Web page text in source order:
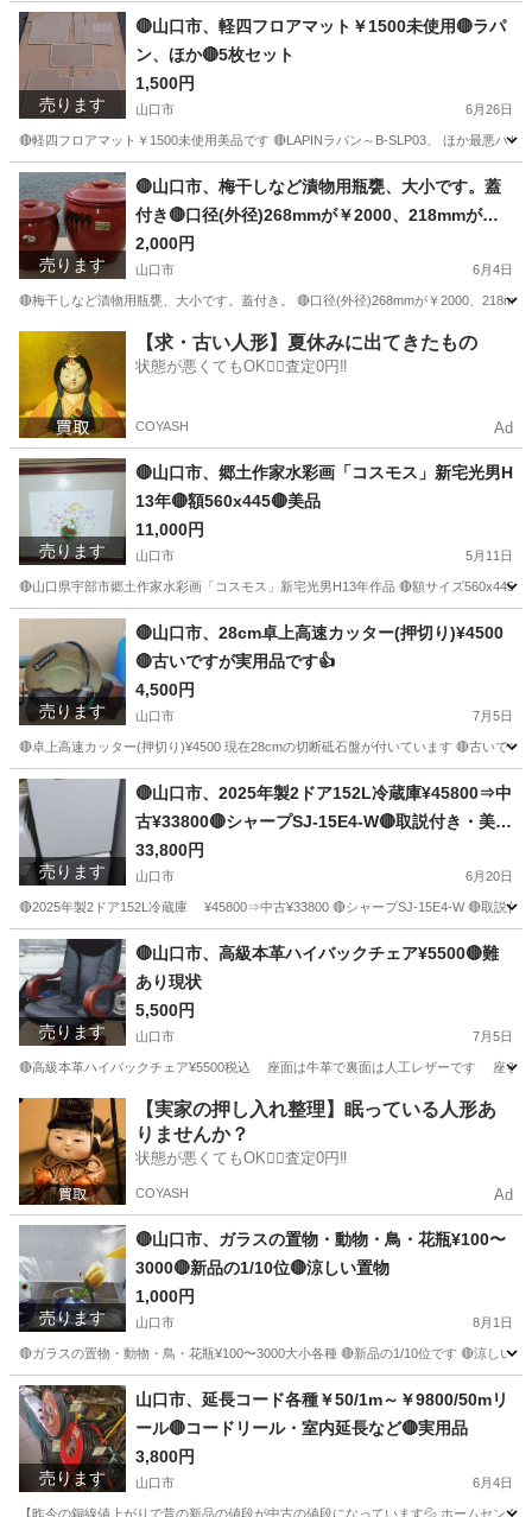
売ります
🔴山口市、軽四フロアマット￥1500未使用🔴ラパ
ン、ほか🔴5枚セット
1,500円
山口市 6月26日
🔴軽四フロアマット￥1500未使用美品です 🔴LAPINラパン～B-SLP03、 ほか最悪ハ
山口 山口市 内装、インテリア 軽四
売ります
🔴山口市、梅干しなど漬物用瓶甕、大小です。蓋
付き🔴口径(外径)268mmが￥2000、218mmが￥1
000で🔴ヒビ・欠けは無くきれいです。
2,000円
山口市 6月4日
🔴梅干しなど漬物用瓶甕、大小です。蓋付き。 🔴口径(外径)268mmが￥2000、
調理器具 梅干し
【求・古い人形】夏休みに出てきたもの
状態が悪くてもOK🙆‍♀️査定0円‼️
COYASH Ad
売ります
🔴山口市、郷土作家水彩画「コスモス」新宅光男H
13年🔴額560x445🔴美品
11,000円
山口市 5月11日
🔴山口県宇部市郷土作家水彩画「コスモス」新宅光男H13年作品 🔴額サイズ
山口 山口市 その他
売ります
🔴山口市、28cm卓上高速カッター(押切り)¥4500
🔴古いですが実用品です👍
4,500円
山口市 7月5日
🔴卓上高速カッター(押切り)¥4500 現在28cmの切断砥石盤が付いています 🔴古いで
山口 山口市 その他
売ります
🔴山口市、2025年製2ドア152L冷蔵庫¥45800⇒中
古¥33800🔴シャープSJ-15E4-W🔴取説付き・美品
❗
33,800円
山口市 6月20日
🔴2025年製2ドア152L冷蔵庫 ¥45800⇒中古¥33800 🔴シャープSJ-15E4-W 🔴取説付
山口 山口市 キッチン家電 シャープ
売ります
🔴山口市、高級本革ハイバックチェア¥5500🔴難
あり現状
5,500円
山口市 7月5日
🔴高級本革ハイバックチェア¥5500税込 座面は牛革で裏面は人工レザーです 座る
山口 山口市 家具
【実家の押し入れ整理】眠っている人形あ
りませんか？
状態が悪くてもOK🙆‍♀️査定0円‼️
COYASH Ad
売ります
🔴山口市、ガラスの置物・動物・鳥・花瓶¥100〜
3000🔴新品の1/10位🔴涼しい置物
1,000円
山口市 8月1日
🔴ガラスの置物・動物・鳥・花瓶¥100〜3000大小各種 🔴新品の1/10位です 🔴涼しい
山口 山口市 その他
売ります
山口市、延長コード各種￥50/1m～￥9800/50mリ
ール🔴コードリール・室内延長など🔴実用品
3,800円
山口市 6月4日
【昨今の銅線値上がりで昔の新品の値段が中古の値段になっています💦 ホームセン